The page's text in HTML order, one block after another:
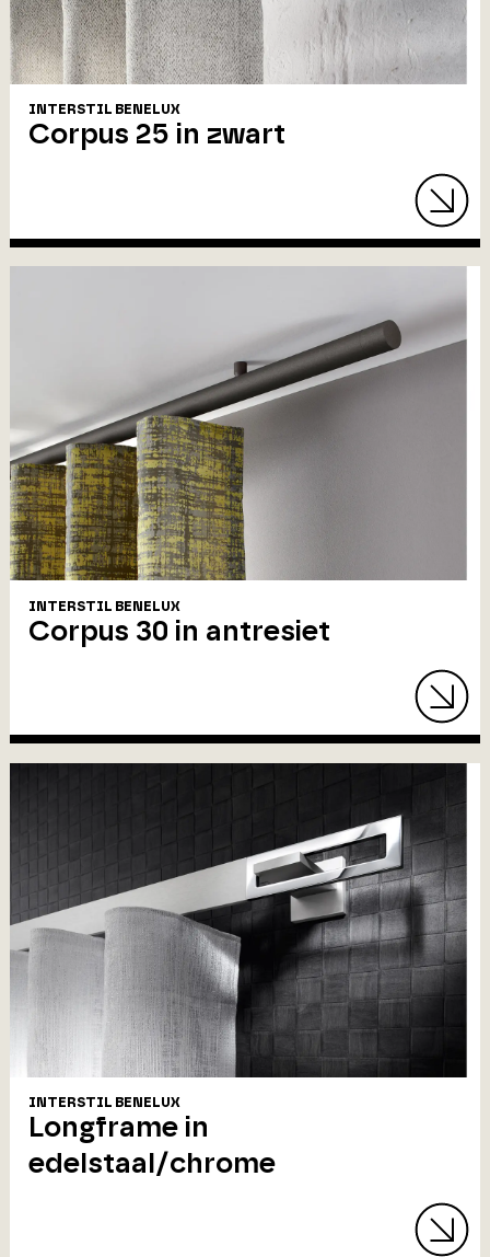
INTERSTIL BENELUX
Corpus 25 in zwart
INTERSTIL BENELUX
Corpus 30 in antresiet
INTERSTIL BENELUX
Longframe in
edelstaal/chrome